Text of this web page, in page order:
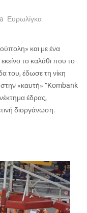
Ευρωλίγκα
και με ένα
το καλάθι που το
του, έδωσε τη νίκη
«καυτή» “Kombank
έδρας,
διοργάνωση.